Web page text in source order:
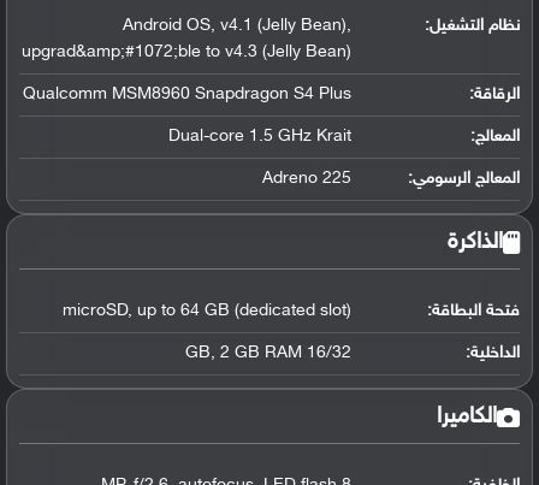
نظام التشغيل:
Android OS, v4.1 (Jelly Bean),
upgrad&amp;#1072;ble to v4.3 (Jelly Bean)
الرقاقة:
Qualcomm MSM8960 Snapdragon S4 Plus
المعالج:
Dual-core 1.5 GHz Krait
المعالج الرسومي:
Adreno 225
الذاكرة
فتحة البطاقة: microSD, up to 64 GB (dedicated slot)
الداخلية: 16/32 GB, 2 GB RAM
الكاميرا